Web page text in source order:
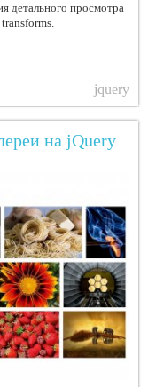
детального просмотра
jquery
на jQuery